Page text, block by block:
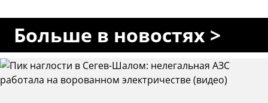
Больше в новостях >